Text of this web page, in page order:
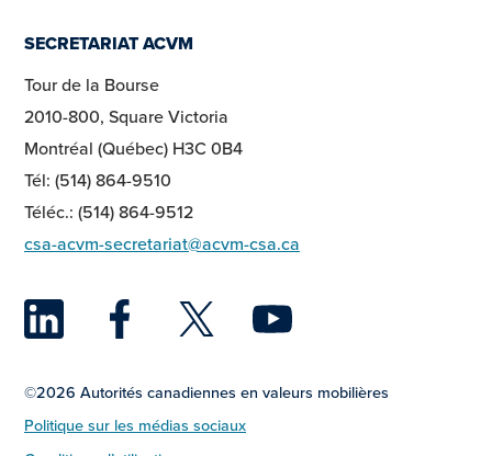
SECRETARIAT ACVM
Tour de la Bourse
2010-800, Square Victoria
Montréal (Québec) H3C 0B4
Tél: (514) 864-9510
Téléc.: (514) 864-9512
csa-acvm-secretariat@acvm-csa.ca
LinkedIn
Facebook
Twitter
©2026 Autorités canadiennes en valeurs mobilières
Politique sur les médias sociaux